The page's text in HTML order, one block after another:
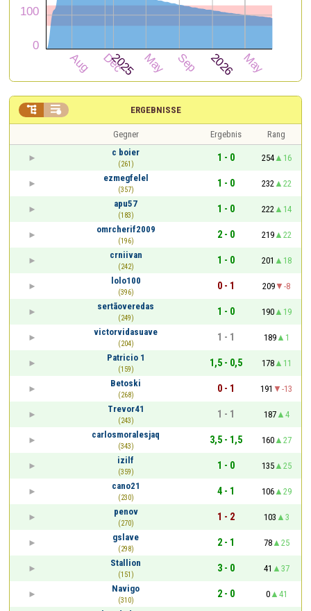
ERGEBNISSE
 
Gegner Ergebnis
Rang
c boier
(261)
1 - 0 254
16
ezmegfelel
(357)
1 - 0 232
22
apu57
(183)
1 - 0 222
14
omrcherif2009
(196)
2 - 0 219
22
crniivan
(242)
1 - 0 201
18
lolo100
(396)
0 - 1 209
-8
sertãoveredas
(249)
1 - 0 190
19
victorvidasuave
(204)
1 - 1 189
1
Patricio 1
(159)
1,5 - 0,5 178
11
Betoski
(268)
0 - 1 191
-13
Trevor41
(243)
1 - 1 187
4
carlosmoralesjaq
(343)
3,5 - 1,5 160
27
izilf
(359)
1 - 0 135
25
cano21
(230)
4 - 1 106
29
penov
(270)
1 - 2 103
3
gslave
(298)
2 - 1 78
25
Stallion
(151)
3 - 0 41
37
Navigo
(310)
2 - 0 0
41